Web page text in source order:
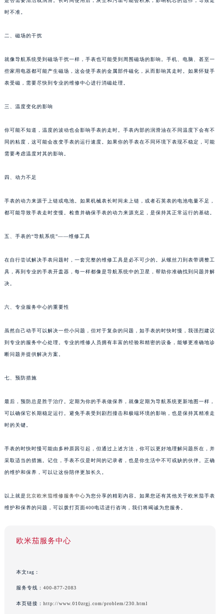
时不准。
二、磁场的干扰
就像导航系统受到磁场干扰一样，手表也可能受到周围磁场的影响。手机、电脑、甚至一
些家用电器都可能产生磁场，这会使手表的金属部件磁化，从而影响其走时。如果怀疑手
表受磁，需要尽快到专业的维修中心进行消磁处理。
三、温度变化的影响
你可能不知道，温度的波动也会影响手表的走时。手表内部的润滑油在不同温度下会有不
同的粘度，这可能会改变手表的运行速度。如果你的手表在不同环境下表现不稳定，可能
需要考虑温度对其的影响。
四、动力不足
手表的动力来源于上链或电池。如果机械表长时间未上链，或者石英表的电池电量不足，
都可能导致手表走时变慢。检查并确保手表的动力来源充足，是保持其正常运行的基础。
五、手表的“导航系统”——维修工具
在自行尝试解决手表问题时，一套完整的维修工具是必不可少的。从螺丝刀到表带调整工
具，再到专业的手表开盖器，每一样都像是导航系统中的卫星，帮助你准确找到问题并解
决。
六、专业服务中心的重要性
虽然自己动手可以解决一些小问题，但对于复杂的问题，如手表的时快时慢，我强烈建议
到专业的服务中心处理。专业的维修人员拥有丰富的经验和精密的设备，能够更准确地诊
断问题并提供解决方案。
七、预防措施
最后，预防总是胜于治疗。定期为你的手表做保养，就像定期为导航系统更新地图一样，
可以确保它长期稳定运行。避免手表受到剧烈撞击和极端环境的影响，也是保持其精准走
时的关键。
手表的时快时慢可能由多种原因引起，但通过上述方法，你可以更好地理解问题所在，并
采取适当的措施。记住，手表不仅是时间的记录者，也是你生活中不可或缺的伙伴。正确
的维护和保养，可以让这份陪伴更加长久。
以上就是北京欧米茄维修服务中心为您分享的精彩内容。如果您还有其他关于欧米茄手表
维护和保养的问题，可以拨打页面400电话进行咨询，我们将竭诚为您服务。
欧米茄服务中心
本文tag：
服务专线： 400-877-2083
本页链接： http://www.010zrgj.com/problem/230.html